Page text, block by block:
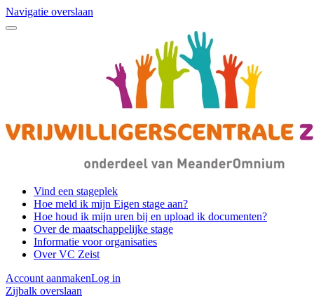
Navigatie overslaan
Vind een stageplek
Hoe meld ik mijn Eigen stage aan?
Hoe houd ik mijn uren bij en upload ik documenten?
Over de maatschappelijke stage
Informatie voor organisaties
Over VC Zeist
Account aanmakenLog in
Zijbalk overslaan